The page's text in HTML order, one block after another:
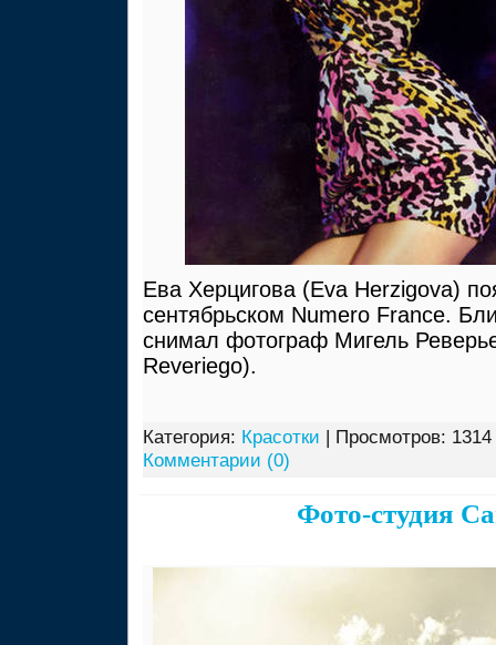
Ева Херцигова (Eva Herzigova)
сентябрьском Numero France.
снимал фотограф Мигель
Reveriego).
Категория: Красотки | Просмотров:
Комментарии (0)
Фото-студия